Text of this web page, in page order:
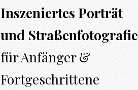
Inszeniertes Porträt
und Straßenfotografie
für Anfänger &
Fortgeschrittene